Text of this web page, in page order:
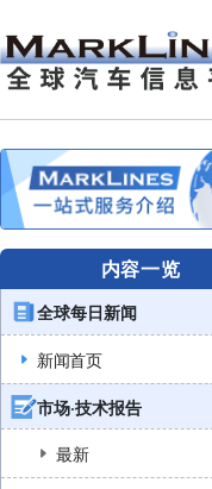
内容一览
全球每日新闻
新闻首页
市场·技术报告
最新